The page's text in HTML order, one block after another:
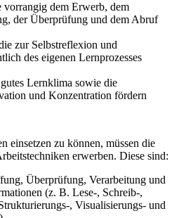
vorrangig dem Erwerb, dem
der Überprüfung und dem Abruf
zur Selbstreflexion und
des eigenen Lernprozesses
Lernklima sowie die
und Konzentration fördern
einsetzen zu können, müssen die
erwerben. Diese sind:
Überprüfung, Verarbeitung und
(z. B. Lese-, Schreib-,
, Visualisierungs- und